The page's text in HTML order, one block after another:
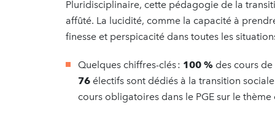
Pluridisciplinaire, cette pédagogie de la
affûté. La lucidité, comme la capacité à
finesse et perspicacité dans toutes les
Quelques chiffres-clés : 100 % des cours de
76 électifs sont dédiés à la transition
cours obligatoires dans le PGE sur le